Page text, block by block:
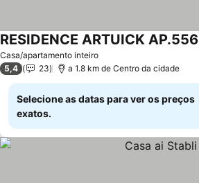
Casa/apartamento inteiro
Ver preços
5,4 23 a 1.8 km de Centro da cidade
Selecione as datas para ver os preços
exatos.